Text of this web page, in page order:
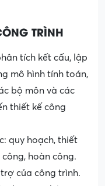
TRÌNH
tích kết cấu, lập
mô hình tính toán,
bộ môn và các
thiết kế công
quy hoạch, thiết
hoàn công.
của công trình.